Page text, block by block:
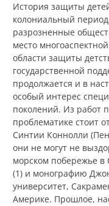
История защиты
колониальный
разрозненные
место
области защиты
государственной
продолжается и в
особый интерес
поколений. Из работ
проблематике стоит
Синтии Коннолли
они не могут не
морском побережье
(1) и монографию
университет,
Америке. Прошлое,